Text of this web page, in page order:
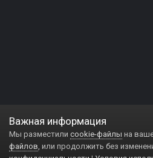
Важная информация
Мы разместили cookie-файлы на
файлов, или продолжить без